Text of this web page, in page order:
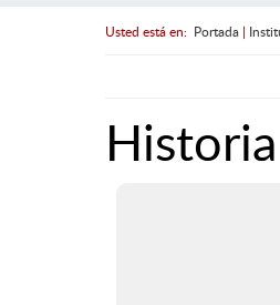
Usted está en: Portada|
Historia